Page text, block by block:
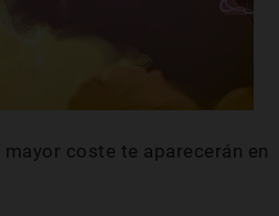
mayor coste te aparecerán en